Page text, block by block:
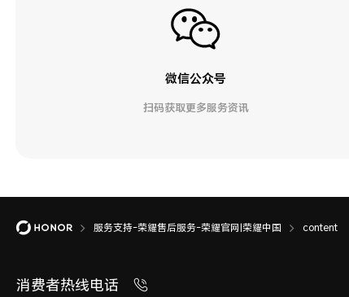
微信公众号
扫码获取更多服务资讯
服务支持-荣耀售后服务-荣耀官网|荣耀中国 content
消费者热线电话